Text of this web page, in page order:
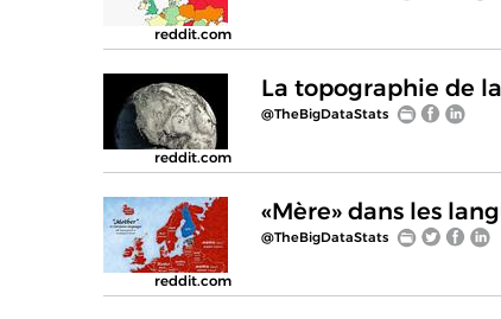
reddit.com
reddit.com
La topographie de
@TheBigDataStats
reddit.com
«Mère» dans les
@TheBigDataStats